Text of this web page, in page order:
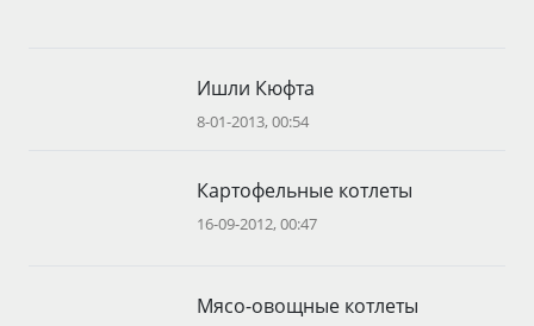
Ишли Кюфта
8-01-2013, 00:54
Картофельные котлеты
16-09-2012, 00:47
Мясо-овощные котлеты